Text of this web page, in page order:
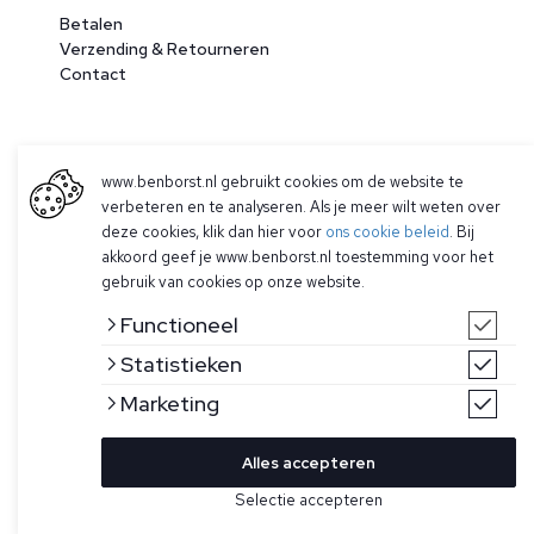
Betalen
Verzending & Retourneren
Contact
© 2026 Ben Borst
www.benborst.nl gebruikt cookies om de website te
verbeteren en te analyseren. Als je meer wilt weten over
deze cookies, klik dan hier voor ons cookie beleid. Bij
akkoord geef je www.benborst.nl toestemming voor het
gebruik van cookies op onze website.
Functioneel
Statistieken
Marketing
Selectie accepteren
Alles accepteren